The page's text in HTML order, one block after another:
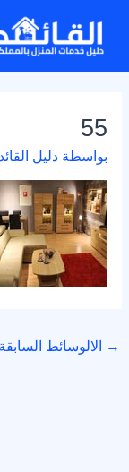
المحتوى
55
بواسطة دليل
navigation
→ الالوسائط السابقة